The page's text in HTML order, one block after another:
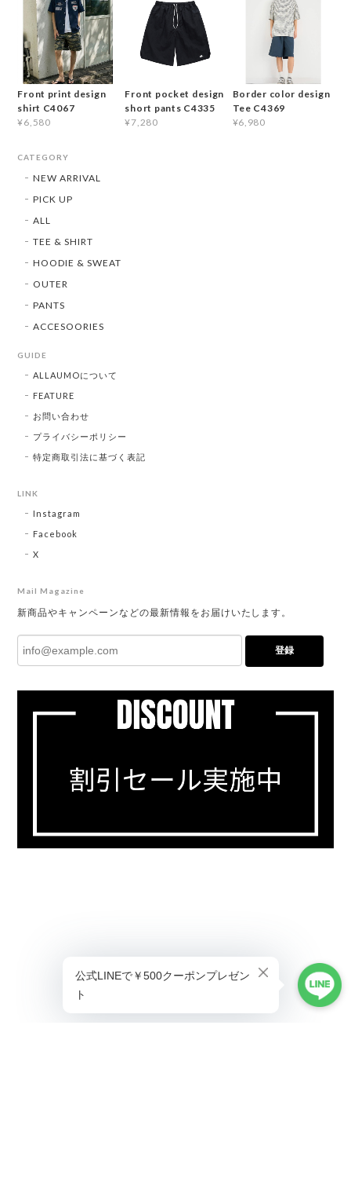
Front print design
shirt C4067
¥6,580
Front pocket design
short pants C4335
¥7,280
Border color design
Tee C4369
¥6,980
CATEGORY
NEW ARRIVAL
PICK UP
ALL
TEE & SHIRT
HOODIE & SWEAT
OUTER
PANTS
ACCESOORIES
GUIDE
ALLAUMOについて
FEATURE
お問い合わせ
プライバシーポリシー
特定商取引法に基づく表記
LINK
Instagram
Facebook
X
Mail Magazine
新商品やキャンペーンなどの最新情報をお届けいたします。
登録